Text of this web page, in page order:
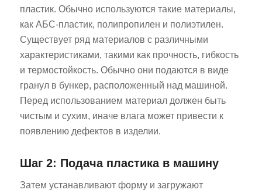
пластик. Обычно используются такие материалы,
как АБС-пластик, полипропилен и полиэтилен.
Существует ряд материалов с различными
характеристиками, такими как прочность, гибкость
и термостойкость. Обычно они подаются в виде
гранул в бункер, расположенный над машиной.
Перед использованием материал должен быть
чистым и сухим, иначе влага может привести к
появлению дефектов в изделии.
Шаг 2: Подача пластика в машину
Затем устанавливают форму и загружают